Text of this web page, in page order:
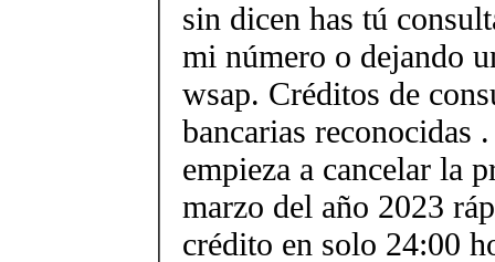
sin dicen has tú
mi número o dejando
wsap. Créditos de
bancarias reconocidas
empieza a cancelar la
marzo del año 2023
crédito en solo 24:00